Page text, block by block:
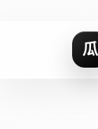
瓜